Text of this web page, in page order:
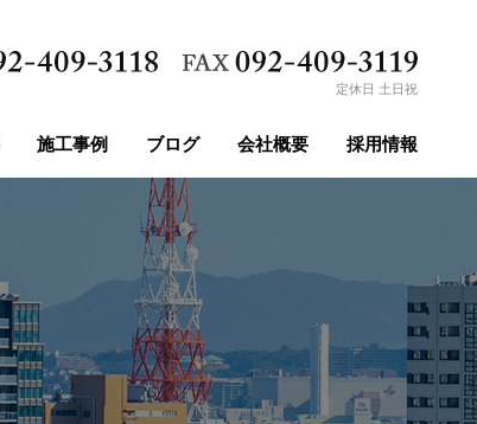
定休日 土日祝
施工事例 ブログ 会社概要 採用情報